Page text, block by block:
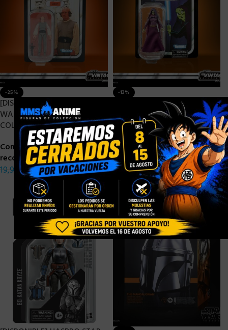
-25%
[DISPONIBLE] HASBRO STAR
WARS EPISODE V VINTAGE
COLLECTION LOBOT – 10 CM
Consigue 1 puntos de
recompensa
19,90 €14,90€
-13%
[DISPONIBLE] HASBRO STAR
WARS THE CLONE WARS
VINTAGE COLLECTION
BARRISS OFFEE – 10 CM
Consigue 1 puntos de
recompensa
22,90€19,90€
×